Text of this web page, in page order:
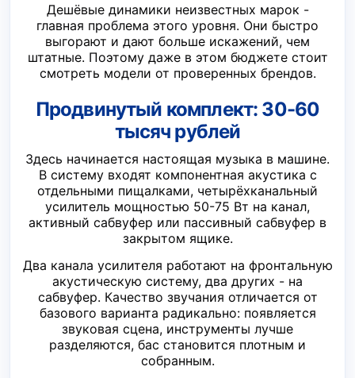
Дешёвые динамики неизвестных марок -
главная проблема этого уровня. Они быстро
выгорают и дают больше искажений, чем
штатные. Поэтому даже в этом бюджете стоит
смотреть модели от проверенных брендов.
Продвинутый комплект: 30-60
тысяч рублей
Здесь начинается настоящая музыка в машине.
В систему входят компонентная акустика с
отдельными пищалками, четырёхканальный
усилитель мощностью 50-75 Вт на канал,
активный сабвуфер или пассивный сабвуфер в
закрытом ящике.
Два канала усилителя работают на фронтальную
акустическую систему, два других - на
сабвуфер. Качество звучания отличается от
базового варианта радикально: появляется
звуковая сцена, инструменты лучше
разделяются, бас становится плотным и
собранным.